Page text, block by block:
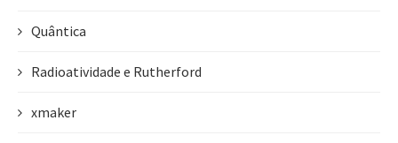
Quântica
Radioatividade e Rutherford
xmaker